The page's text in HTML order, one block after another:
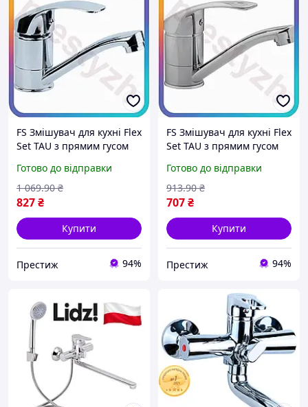
FS Змішувач для кухні Flex
Set TAU з прямим гусом
одноважільний для води
з поворо SET18-F
Готово до відправки
827₴
1 069.90 ₴
Купити
Престиж 94%
FS Змішувач для кухні Flex
Set TAU з прямим гусом
поворотний 360 градусів
водопро SET18-F
Готово до відправки
707₴
913.90 ₴
Купити
Престиж 94%